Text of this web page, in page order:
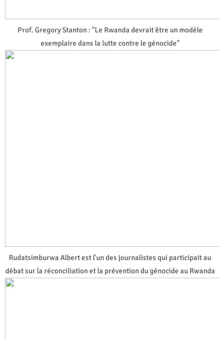
Prof. Gregory Stanton : "Le Rwanda devrait être un modèle
exemplaire dans la lutte contre le génocide"
Rudatsimburwa Albert est l'un des journalistes qui participait au
débat sur la réconciliation et la prévention du génocide au Rwanda